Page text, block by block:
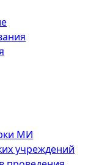
МИ
учреждений